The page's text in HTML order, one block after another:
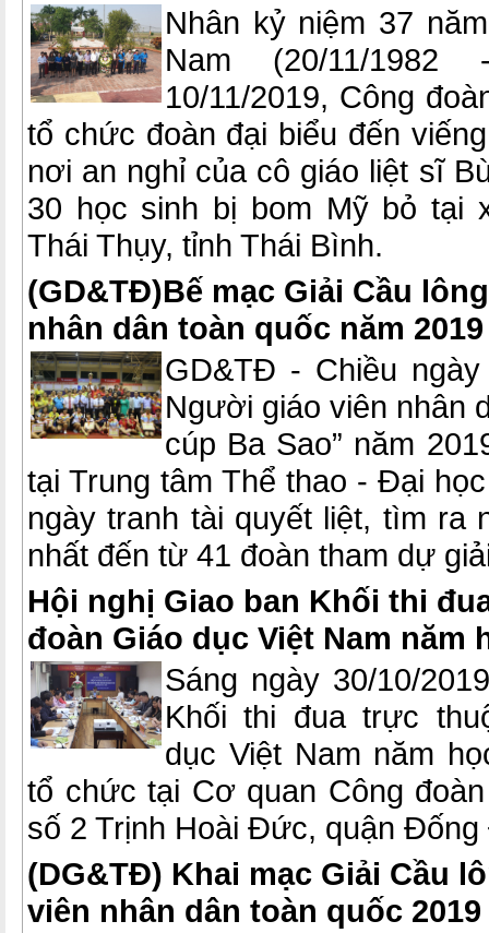
Nhân kỷ niệm 37
Nam (20/11/1982
10/11/2019, Công
tổ chức đoàn đại biểu đến
nơi an nghỉ của cô giáo liệt sĩ
30 học sinh bị bom Mỹ bỏ tại
Thái Thụy, tỉnh Thái Bình.
(GD&TĐ)Bế mạc Giải Cầu
nhân dân toàn quốc năm 2019
GD&TĐ - Chiều
Người giáo viên nhân
cúp Ba Sao” năm
tại Trung tâm Thể thao - Đại
ngày tranh tài quyết liệt, tìm ra
nhất đến từ 41 đoàn tham dự
Hội nghị Giao ban Khối thi
đoàn Giáo dục Việt Nam năm
Sáng ngày 30/10/
Khối thi đua trực
dục Việt Nam năm
tổ chức tại Cơ quan Công
số 2 Trịnh Hoài Đức, quận Đống
(DG&TĐ) Khai mạc Giải Cầu
viên nhân dân toàn quốc 2019